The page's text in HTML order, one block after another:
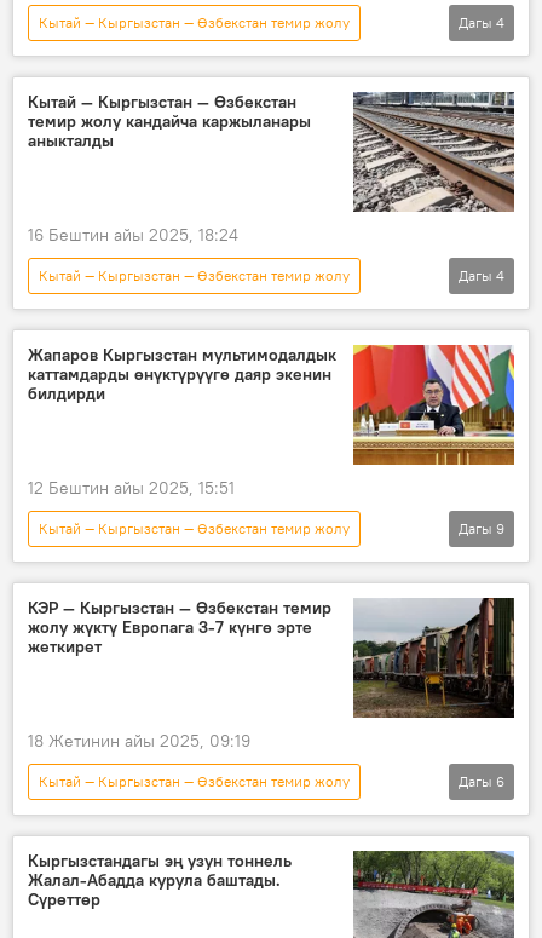
Кытай — Кыргызстан — Өзбекстан темир жолу
Кыргызстан
тоннель
курулуш
инфраструктура
Дагы 4
Кытай — Кыргызстан — Өзбекстан
темир жолу кандайча каржыланары
аныкталды
16 Бештин айы 2025, 18:24
Кытай — Кыргызстан — Өзбекстан темир жолу
Кыргызстан
темир жол
каржылоо
Дагы 4
Жапаров Кыргызстан мультимодалдык
каттамдарды өнүктүрүүгө даяр экенин
билдирди
12 Бештин айы 2025, 15:51
Кытай — Кыргызстан — Өзбекстан темир жолу
Кыргызстан
Түркмөнстан
Садыр Жапаров
каттам
туруктуулук
кызматташуу
Дагы 9
КЭР — Кыргызстан — Өзбекстан темир
жолу жүктү Европага 3-7 күнгө эрте
жеткирет
18 Жетинин айы 2025, 09:19
Кытай — Кыргызстан — Өзбекстан темир жолу
Кыргызстан
ШКУ
курулуш
киреше
Европа жүк
Дагы 6
Кыргызстандагы эң узун тоннель
Жалал-Абадда курула баштады.
Сүрөттөр